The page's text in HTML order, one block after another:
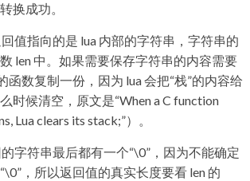
换成功。
值指向的是 lua 内部的字符串，字符串的
len 中。如果需要保存字符串的内容需要
函数复制一份，因为 lua 会把“栈”的内容给
时候清空，原文是“When a C function
Lua clears its stack;”）。
字符串最后都有一个“\0”，因为不能确定
，所以返回值的真实长度要看 len 的